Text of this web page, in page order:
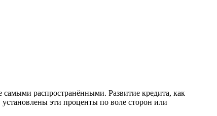
самыми распространёнными. Развитие кредита, как
эти проценты по воле сторон или